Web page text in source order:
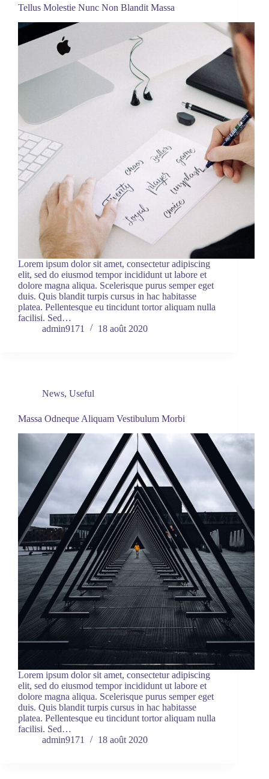
Tellus Molestie Nunc Non Blandit Massa
Lorem ipsum dolor sit amet, consectetur adipiscing
elit, sed do eiusmod tempor incididunt ut labore et
dolore magna aliqua. Scelerisque purus semper eget
duis. Quis blandit turpis cursus in hac habitasse
platea. Pellentesque eu tincidunt tortor aliquam nulla
facilisi. Sed…
admin9171
18 août 2020
News, Useful
Massa Odneque Aliquam Vestibulum Morbi
Lorem ipsum dolor sit amet, consectetur adipiscing
elit, sed do eiusmod tempor incididunt ut labore et
dolore magna aliqua. Scelerisque purus semper eget
duis. Quis blandit turpis cursus in hac habitasse
platea. Pellentesque eu tincidunt tortor aliquam nulla
facilisi. Sed…
admin9171
18 août 2020